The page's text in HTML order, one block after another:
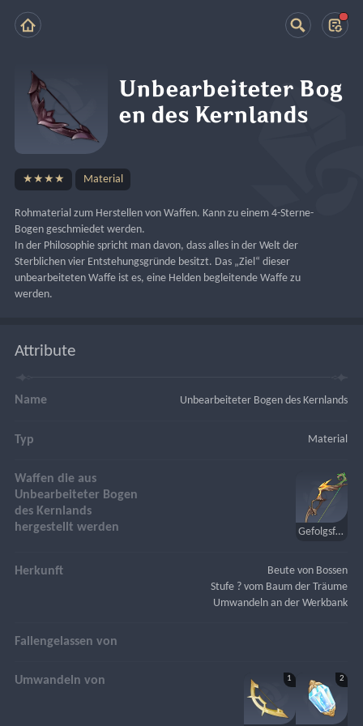
Unbearbeiteter Bog
en des Kernlands
★★★★ Material
Rohmaterial zum Herstellen von Waffen. Kann zu einem 4-Sterne-
Bogen geschmiedet werden.
In der Philosophie spricht man davon, dass alles in der Welt der
Sterblichen vier Entstehungsgründe besitzt. Das „Ziel“ dieser
unbearbeiteten Waffe ist es, eine Helden begleitende Waffe zu
werden.
Attribute
Name Unbearbeiteter Bogen des Kernlands
Typ Material
Waffen die aus
Unbearbeiteter Bogen
des Kernlands
hergestellt werden
Gefolgsfrau des Königs
Herkunft
Beute von Bossen
Stufe ? vom Baum der Träume
Umwandeln an der Werkbank
Fallengelassen von
Umwandeln von 1 2